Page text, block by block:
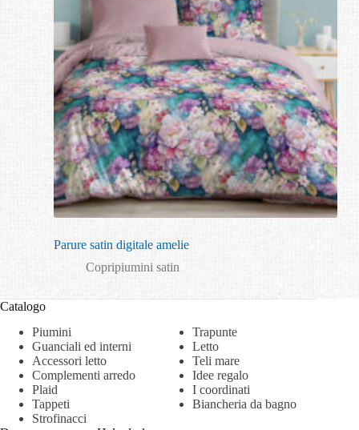
Parure satin digitale amelie
Copripiumini satin
Catalogo
Piumini
Trapunte
Guanciali ed interni
Letto
Accessori letto
Teli mare
Complementi arredo
Idee regalo
Plaid
I coordinati
Tappeti
Biancheria da bagno
Strofinacci